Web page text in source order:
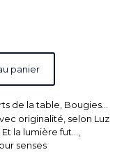
panier
de la table Bougies...
originalité, selon Luz
Et la lumière fut...
senses